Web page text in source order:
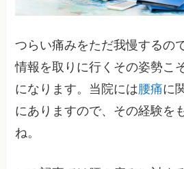
つらい痛みをただ我慢するの
情報を取りに行くその姿勢こ
になります。当院には腰痛に
にありますので、その経験を
ね。